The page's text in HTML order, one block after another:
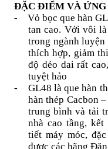
ĐẶC ĐIỂM VÀ ỨNG
-
Vỏ bọc que hàn
tan cao. Với vôi
trong ngành
thích hợp, giảm
độ dẻo dai rất
tuyệt hảo
-
GL48 là que hàn
hàn thép Cacbon
trung bình và tải
nhà cao tầng,
tiết máy móc,
được các hãng